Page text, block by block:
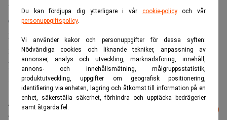
Du kan fördjupa dig ytterligare i vår cookie-policyoch vår
personuppgiftspolicy.
Vi använder kakor och personuppgifter för dessa syften:
Nödvändiga cookies och liknande tekniker, anpassning av
annonser, analys och utveckling, marknadsföring, innehåll,
annons- och innehållsmätning, målgruppsstatistik,
produktutveckling, uppgifter om geografisk positionering,
identifiering via enheten, lagring och åtkomst till information på en
enhet, säkerställa säkerhet, förhindra och upptäcka bedrägerier
samt åtgärda fel.
transformation av en finansinstituten, skriver VMWare
Carbon Black.
Rapporten bygger på svar från 126 säkerhetsledare inom
finansiella institutioner, varav 48 procent befinner sig i
Nordamerika, 28 procent i Europa, 16 procent i Asien och
8 procent i Latinamerika.
Läs mer från Realtid - vårt nyhetsbrev
är kostnadsfritt: